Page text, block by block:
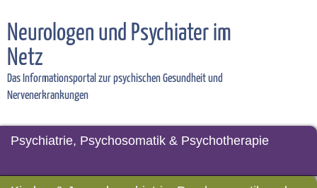
Neurologen und Psychiater im
Netz
Das Informationsportal zur psychischen Gesundheit und
Nervenerkrankungen
Psychiatrie, Psychosomatik & Psychotherapie